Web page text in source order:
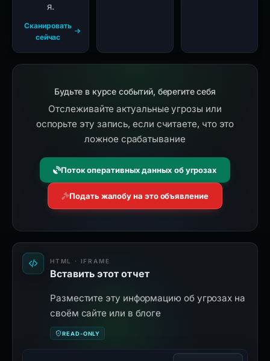
я.
Сканировать
сейчас
Будьте в курсе событий, берегите себя
Отслеживайте актуальные угрозы или
оспорьте эту запись, если считаете, что это
ложное срабатывание
Поток оперативных данных об угрозах
Подать жалобу на это объявление
HTML · IFRAME
Вставить этот отчет
Разместите эту информацию об угрозах на
своём сайте или в блоге
READ-ONLY